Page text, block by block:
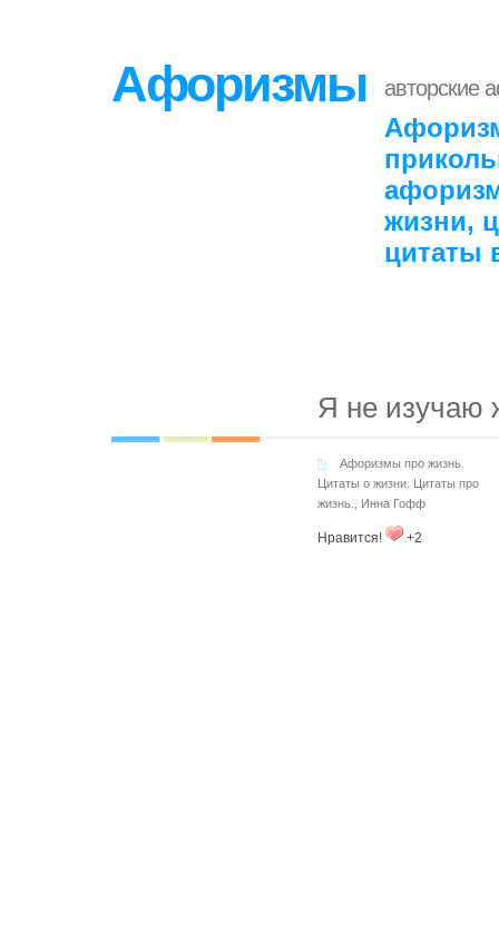
Афоризмы авторские
жизни,
цитаты
Я не изучаю
Афоризмы про жизнь.
Цитаты о жизни. Цитаты про
жизнь.
Инна Гофф
Нравится! +2